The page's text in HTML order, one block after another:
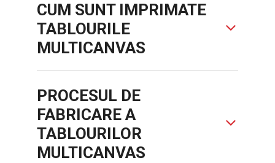
CUM SUNT IMPRIMATE
TABLOURILE
MULTICANVAS
PROCESUL DE
FABRICARE A
TABLOURILOR
MULTICANVAS